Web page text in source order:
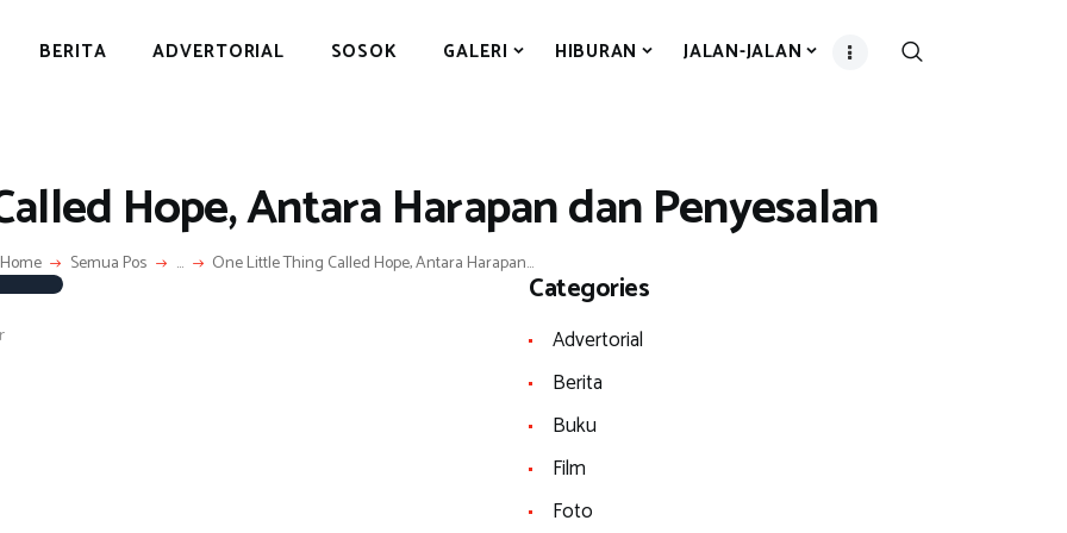
BERITA ADVERTORIAL SOSOK GALERI HIBURAN JALAN-JALAN
Hope, Antara Harapan dan Penyesalan
Home Semua Pos ... One Little Thing Called Hope, Antara Harapan...
ADVERTORIAL
JALAN
HIDUP
Categories
Advertorial
Berita
Buku
Film
Foto